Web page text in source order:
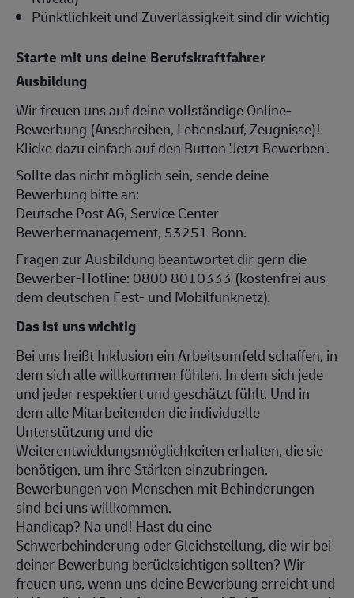
Pünktlichkeit und Zuverlässigkeit sind dir wichtig
Starte mit uns deine Berufskraftfahrer
Ausbildung
Wir freuen uns auf deine vollständige Online-
Bewerbung (Anschreiben, Lebenslauf, Zeugnisse)!
Klicke dazu einfach auf den Button 'Jetzt Bewerben'.
Sollte das nicht möglich sein, sende deine
Bewerbung bitte an:
Deutsche Post AG, Service Center
Bewerbermanagement, 53251 Bonn.
Fragen zur Ausbildung beantwortet dir gern die
Bewerber-Hotline: 0800 8010333 (kostenfrei aus
dem deutschen Fest- und Mobilfunknetz).
Das ist uns wichtig
Bei uns heißt Inklusion ein Arbeitsumfeld schaffen, in
dem sich alle willkommen fühlen. In dem sich jede
und jeder respektiert und geschätzt fühlt. Und in
dem alle Mitarbeitenden die individuelle
Unterstützung und die
Weiterentwicklungsmöglichkeiten erhalten, die sie
benötigen, um ihre Stärken einzubringen.
Bewerbungen von Menschen mit Behinderungen
sind bei uns willkommen.
Handicap? Na und! Hast du eine
Schwerbehinderung oder Gleichstellung, die wir bei
deiner Bewerbung berücksichtigen sollten? Wir
freuen uns, wenn uns deine Bewerbung erreicht und